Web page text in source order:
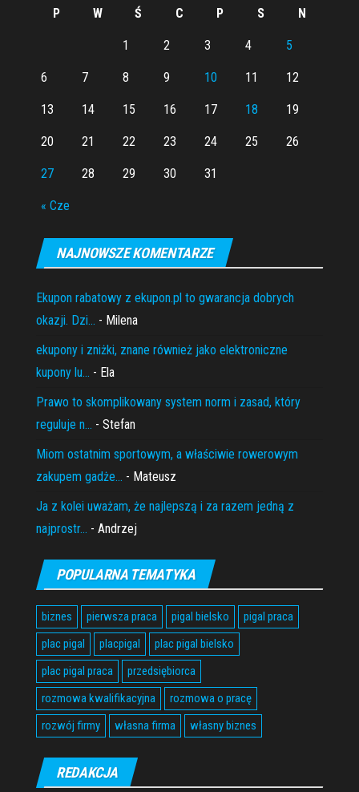
P
W Ś C P S N
« Cze
1 2 3 4 5
6 7 8 9 10 11 12
13 14 15 16 17 18 19
20 21 22 23 24 25 26
27 28 29 30 31
NAJNOWSZE KOMENTARZE
Ekupon rabatowy z ekupon.pl to gwarancja dobrych
okazji. Dzi... - Milena
ekupony i zniżki, znane również jako elektroniczne
kupony lu... - Ela
Prawo to skomplikowany system norm i zasad, który
reguluje n... - Stefan
Miom ostatnim sportowym, a właściwie rowerowym
zakupem gadże... - Mateusz
Ja z kolei uważam, że najlepszą i za razem jedną z
najprostr... - Andrzej
POPULARNA TEMATYKA
biznes pierwsza praca pigal bielsko
pigal praca
plac pigal
placpigal
plac pigal bielsko
plac pigal praca
przedsiębiorca
rozmowa kwalifikacyjna
rozmowa o pracę
rozwój firmy
własna firma własny biznes
REDAKCJA